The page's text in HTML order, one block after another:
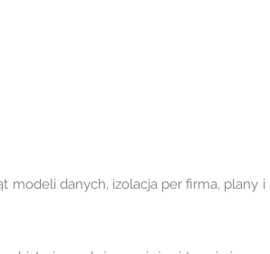
modeli danych, izolacja per firma, plany i